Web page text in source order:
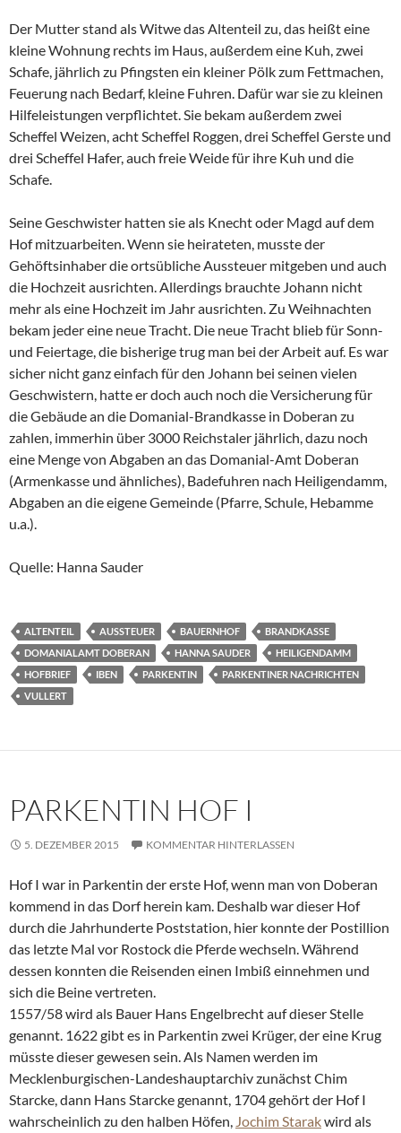
Der Mutter stand als Witwe das Altenteil zu, das heißt eine
kleine Wohnung rechts im Haus, außerdem eine Kuh, zwei
Schafe, jährlich zu Pfingsten ein kleiner Pölk zum Fettmachen,
Feuerung nach Bedarf, kleine Fuhren. Dafür war sie zu kleinen
Hilfeleistungen verpflichtet. Sie bekam außerdem zwei
Scheffel Weizen, acht Scheffel Roggen, drei Scheffel Gerste und
drei Scheffel Hafer, auch freie Weide für ihre Kuh und die
Schafe.
Seine Geschwister hatten sie als Knecht oder Magd auf dem
Hof mitzuarbeiten. Wenn sie heirateten, musste der
Gehöftsinhaber die ortsübliche Aussteuer mitgeben und auch
die Hochzeit ausrichten. Allerdings brauchte Johann nicht
mehr als eine Hochzeit im Jahr ausrichten. Zu Weihnachten
bekam jeder eine neue Tracht. Die neue Tracht blieb für Sonn-
und Feiertage, die bisherige trug man bei der Arbeit auf. Es war
sicher nicht ganz einfach für den Johann bei seinen vielen
Geschwistern, hatte er doch auch noch die Versicherung für
die Gebäude an die Domanial-Brandkasse in Doberan zu
zahlen, immerhin über 3000 Reichstaler jährlich, dazu noch
eine Menge von Abgaben an das Domanial-Amt Doberan
(Armenkasse und ähnliches), Badefuhren nach Heiligendamm,
Abgaben an die eigene Gemeinde (Pfarre, Schule, Hebamme
u.a.).
Quelle: Hanna Sauder
ALTENTEIL AUSSTEUER BAUERNHOF
BRANDKASSE
DOMANIALAMT DOBERAN
HANNA SAUDER
HEILIGENDAMM
HOFBRIEF
IBEN PARKENTIN
PARKENTINER NACHRICHTEN
VULLERT
PARKENTIN HOF I
5. DEZEMBER 2015 KOMMENTAR HINTERLASSEN
Hof I war in Parkentin der erste Hof, wenn man von Doberan
kommend in das Dorf herein kam. Deshalb war dieser Hof
durch die Jahrhunderte Poststation, hier konnte der Postillion
das letzte Mal vor Rostock die Pferde wechseln. Während
dessen konnten die Reisenden einen Imbiß einnehmen und
sich die Beine vertreten.
1557/58 wird als Bauer Hans Engelbrecht auf dieser Stelle
genannt. 1622 gibt es in Parkentin zwei Krüger, der eine Krug
müsste dieser gewesen sein. Als Namen werden im
Mecklenburgischen-Landeshauptarchiv zunächst Chim
Starcke, dann Hans Starcke genannt, 1704 gehört der Hof I
wahrscheinlich zu den halben Höfen, Jochim Starakwird als